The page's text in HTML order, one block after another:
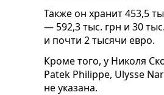
Также он хранит 453,5
— 592,3 тыс. грн и 30
и почти 2 тысячи евро.
Кроме того, у Николя
Patek Philippe, Ulysse
не указана.